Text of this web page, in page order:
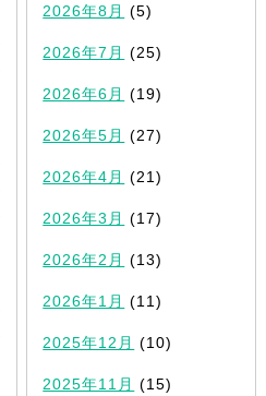
2026年8月 (5)
2026年7月 (25)
2026年6月 (19)
2026年5月 (27)
2026年4月 (21)
2026年3月 (17)
2026年2月 (13)
2026年1月 (11)
2025年12月 (10)
2025年11月 (15)